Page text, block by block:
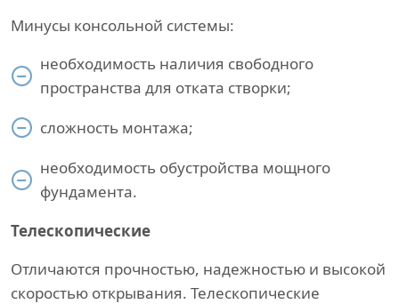
Минусы консольной системы:
необходимость наличия свободного
пространства для отката створки;
сложность монтажа;
необходимость обустройства мощного
фундамента.
Телескопические
Отличаются прочностью, надежностью и высокой
скоростью открывания. Телескопические